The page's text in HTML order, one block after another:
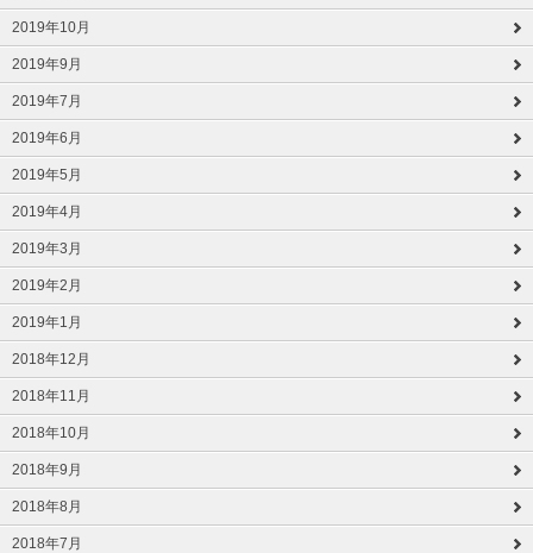
2019年10月
2019年9月
2019年7月
2019年6月
2019年5月
2019年4月
2019年3月
2019年2月
2019年1月
2018年12月
2018年11月
2018年10月
2018年9月
2018年8月
2018年7月